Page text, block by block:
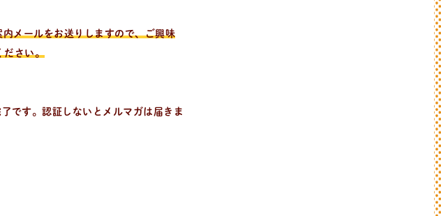
メールをお送りしますので、ご興味
ださい。
です。認証しないとメルマガは届きま